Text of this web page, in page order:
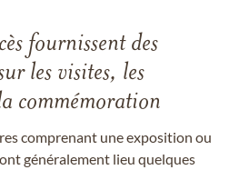
fournissent des
les visites, les
commémoration
comprenant une exposition ou
généralement lieu quelques